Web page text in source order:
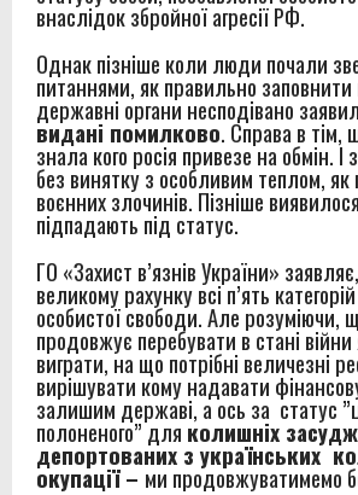
внаслідок збройної агресії РФ.
Однак пізніше коли люди почали
питаннями, як правильно
державні органи несподівано
видані помилково. Справа в тім,
знала кого росія привезе на обмін. І
без винятку з особливим теплом, як
воєнних злочинів. Пізніше
підпадають під статус.
ГО «Захист в’язнів України»
великому рахунку всі п’ять
особистої свободи. Але розуміючи,
продовжує перебувати в стані
виграти, на що потрібні величезні
вирішувати кому надавати
залишим державі, а ось за статус
полоненого” для колишніх
депортованих з українських
окупації – ми продовжуватимемо